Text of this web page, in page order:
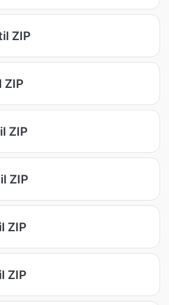
ZIP
ZIP
ZIP
ZIP
ZIP
ZIP